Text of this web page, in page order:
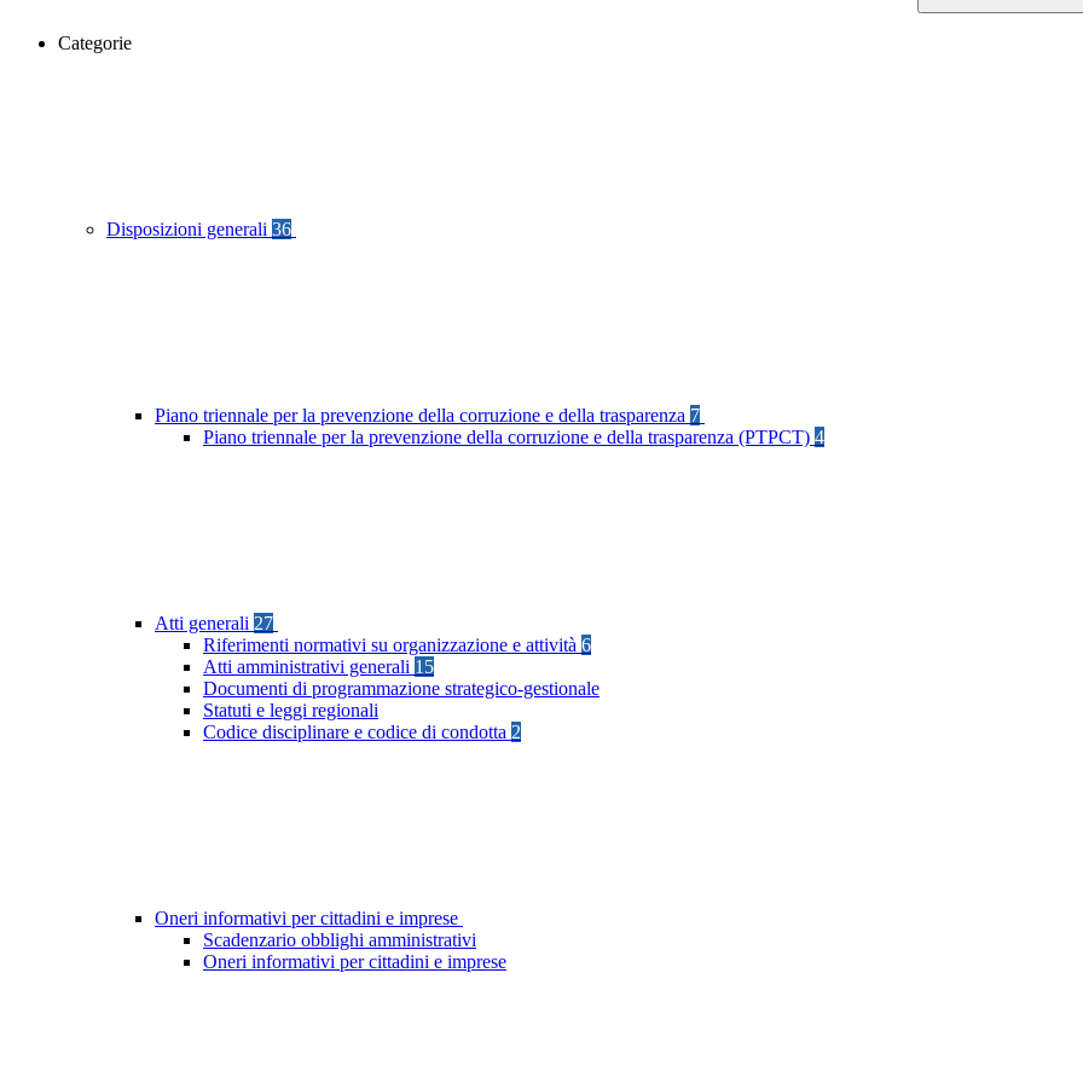
Categorie
Disposizioni generali 36
Piano triennale per la prevenzione della corruzione e della trasparenza 7
Piano triennale per la prevenzione della corruzione e della trasparenza (PTPCT) 4
Atti generali 27
Riferimenti normativi su organizzazione e attività 6
Atti amministrativi generali 15
Documenti di programmazione strategico-gestionale
Statuti e leggi regionali
Codice disciplinare e codice di condotta 2
Oneri informativi per cittadini e imprese
Scadenzario obblighi amministrativi
Oneri informativi per cittadini e imprese